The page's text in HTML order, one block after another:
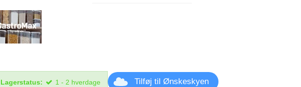
Lagerstatus: 1 - 2 hverdage Tilføj til Ønskeskyen